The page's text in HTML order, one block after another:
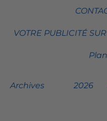
VOTRE PUBLICITÉ
Archives 2026